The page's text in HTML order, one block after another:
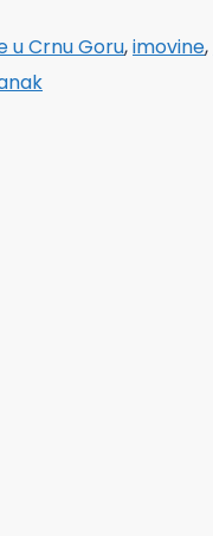
u Crnu Goru,imovine,